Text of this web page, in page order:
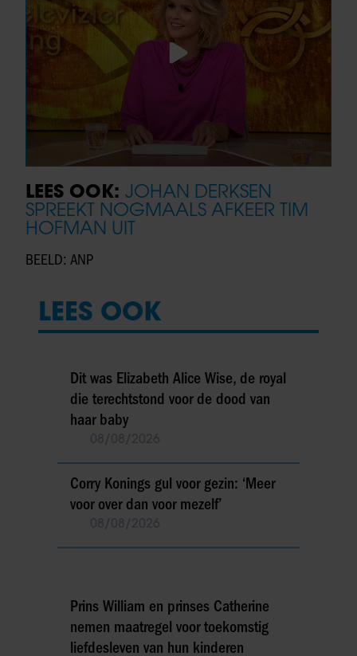
LEES OOK: JOHAN DERKSEN
SPREEKT NOGMAALS AFKEER TIM
HOFMAN UIT
BEELD: ANP
LEES OOK
Dit was Elizabeth Alice Wise, de royal
die terechtstond voor de dood van
haar baby
Corry Konings gul voor gezin: ‘Meer
voor over dan voor mezelf’
Prins William en prinses Catherine
nemen maatregel voor toekomstig
liefdesleven van hun kinderen